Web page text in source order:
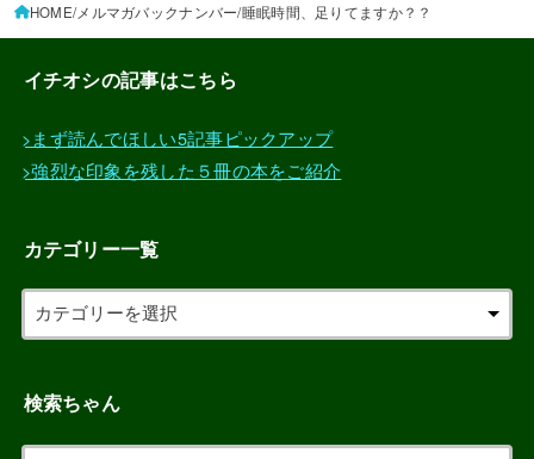
HOME メルマガバックナンバー 睡眠時間、足りてますか？？
イチオシの記事はこちら
>まず読んでほしい5記事ピックアップ
>強烈な印象を残した５冊の本をご紹介
カテゴリー一覧
検索ちゃん